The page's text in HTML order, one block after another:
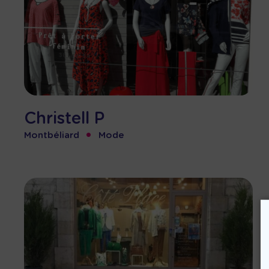
Christell P
Montbéliard • Mode